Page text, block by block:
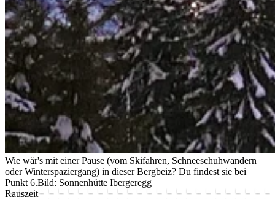
Wie wär's mit einer Pause (vom Skifahren, Schneeschuhwandern
oder Winterspaziergang) in dieser Bergbeiz? Du findest sie bei
Punkt 6.Bild: Sonnenhütte Ibergeregg
Rauszeit